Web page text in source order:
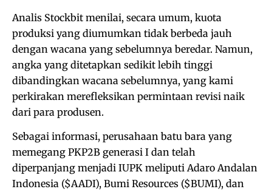
Analis Stockbit menilai, secara umum, kuota
produksi yang diumumkan tidak berbeda jauh
dengan wacana yang sebelumnya beredar. Namun,
angka yang ditetapkan sedikit lebih tinggi
dibandingkan wacana sebelumnya, yang kami
perkirakan merefleksikan permintaan revisi naik
dari para produsen.
Sebagai informasi, perusahaan batu bara yang
memegang PKP2B generasi I dan telah
diperpanjang menjadi IUPK meliputi Adaro Andalan
Indonesia ($AADI), Bumi Resources ($BUMI), dan